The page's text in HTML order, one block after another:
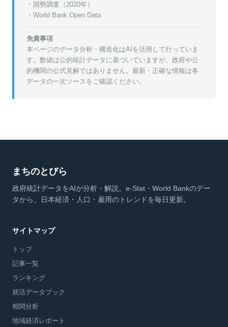
・ 国勢調査（2020年）
・World Bank Open Data
免責事項
本ページのデータ分析・構造化はAIを活用して行っていま
す。数値は公的統計データに基づいていますが、政府や公
的機関の公式見解ではありません。最新・正確な情報は各
データの一次ソースをご確認ください。
まちのとびら
政府統計データをAIが分析・解説。e-Stat・World Bankのデー
タから、日本経済・人口・雇用のトレンドを毎日更新。
サイトマップ
トップ
記事一覧
ランキング
就活データブック
相関分析
地域経済レポート